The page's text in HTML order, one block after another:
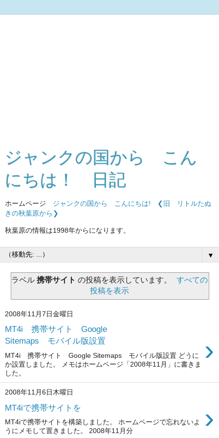
ジャンクの国から こん
にちは！ 日記
ホームページ ジャンクの国から こんにちは!
❮旧 リトルたぬ
きの秋葉原から❯
秋葉原の情報は1998年からになります。
▼
ラベル 携帯サイト の投稿を表示しています。
すべての
投稿を表示
2008年11月7日金曜日
MT4i 携帯サイト Google
Sitemaps モバイル版設置
›
MT4i 携帯サイト Google Sitemaps モバイル版設置 どうに
か設置しました。 メモはホームページ「2008年11月」に書きま
した。
2008年11月6日木曜日
MT4iで携帯サイトを ›
MT4iで携帯サイトを構築しました。 ホームページで忘れないよ
うにメモして置きました。 2008年11月分